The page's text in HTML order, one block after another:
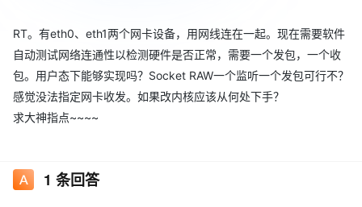
RT。有eth0、eth1两个网卡设备，用网线连在一起。现在需要软件
自动测试网络连通性以检测硬件是否正常，需要一个发包，一个收
包。用户态下能够实现吗？Socket RAW一个监听一个发包可行不？
感觉没法指定网卡收发。如果改内核应该从何处下手？
求大神指点~~~~
1 条回答